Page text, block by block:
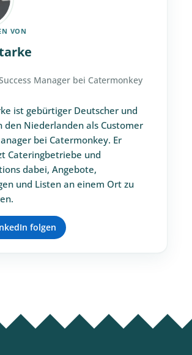
VON
Manager bei Catermonkey
ist gebürtiger Deutscher und
den Niederlanden als Customer
bei Catermonkey. Er
Cateringbetriebe und
dabei, Angebote,
und Listen an einem Ort zu
folgen